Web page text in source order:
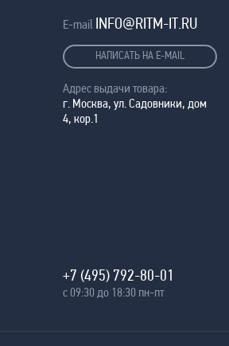
E-mail INFO@RITM-IT.RU
НАПИСАТЬ НА E-MAIL
Адрес выдачи товара:
г. Москва, ул. Садовники, дом
4, кор.1
+7 (495) 792-80-01
с 09:30 до 18:30 пн-пт